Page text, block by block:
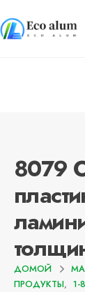
8079
ДОМОЙ
ПРОДУКТЫ, 1-